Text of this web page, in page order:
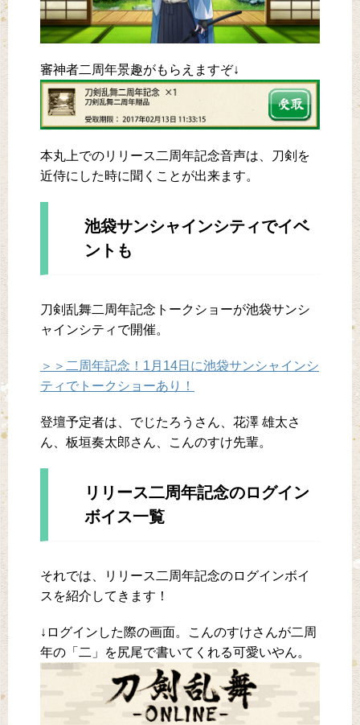
審神者二周年景趣がもらえますぞ↓
本丸上でのリリース二周年記念音声は、刀剣を
近侍にした時に聞くことが出来ます。
池袋サンシャインシティでイベ
ントも
刀剣乱舞二周年記念トークショーが池袋サンシ
ャインシティで開催。
＞＞二周年記念！1月14日に池袋サンシャインシ
ティでトークショーあり！
登壇予定者は、でじたろうさん、花澤 雄太さ
ん、板垣奏太郎さん、こんのすけ先輩。
リリース二周年記念のログイン
ボイス一覧
それでは、リリース二周年記念のログインボイ
スを紹介してきます！
↓ログインした際の画面。こんのすけさんが二周
年の「二」を尻尾で書いてくれる可愛いやん。